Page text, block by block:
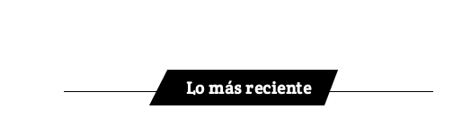
Lo más reciente